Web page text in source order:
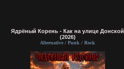
Ядрёный Корень - Как на улице Донской
(2026)
Alternative / Punk / Rock